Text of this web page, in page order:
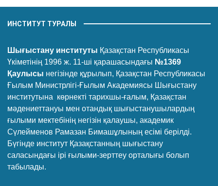
ИНСТИТУТ ТУРАЛЫ
Шығыстану институты Қазақстан Республикасы
Үкіметінің 1996 ж. 11-ші қарашасындағы №1369
Қаулысы негізінде құрылып, Қазақстан Республикасы
Ғылым Министрлігі-Ғылым Академиясы Шығыстану
институтына көрнекті тарихшы-ғалым, Қазақстан
мәдениеттануы мен отандық шығыстанушылардың
ғылыми мектебінің негізін қалаушы, академик
Сүлейменов Рамазан Бимашұлының есімі берілді.
Бүгінде институт Қазақстанның шығыстану
саласындағы ірі ғылыми-зерттеу орталығы болып
табылады.